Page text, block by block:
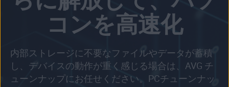
コンを高速化
内部ストレージに不要なファイルやデータが蓄積
し、デバイスの動作が重く感じる場合は、AVG チ
ューンナップにお任せください。PCチューンナッ